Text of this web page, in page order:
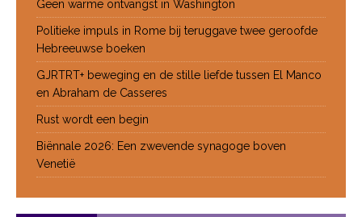
Geen warme ontvangst in Washington
Politieke impuls in Rome bij teruggave twee geroofde
Hebreeuwse boeken
GJRTRT+ beweging en de stille liefde tussen El Manco
en Abraham de Casseres
Rust wordt een begin
Biënnale 2026: Een zwevende synagoge boven
Venetië